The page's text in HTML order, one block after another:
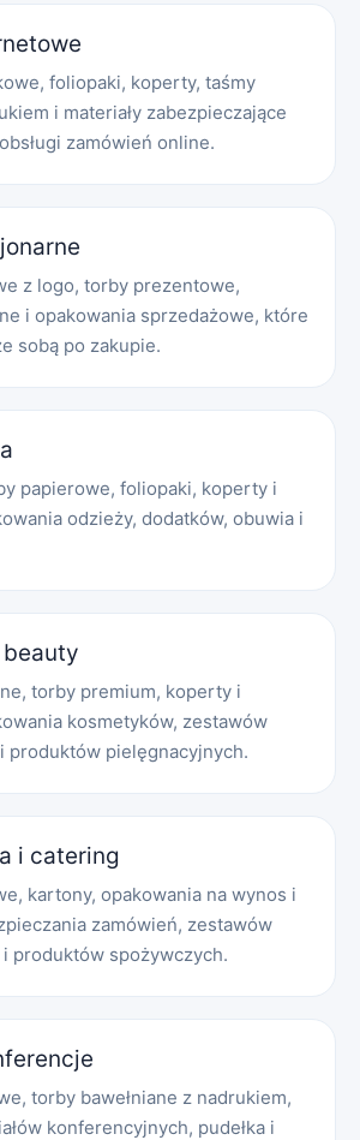
foliopaki, koperty, taśmy
i materiały zabezpieczające
zamówień online.
z logo, torby prezentowe,
i opakowania sprzedażowe, które
sobą po zakupie.
papierowe, foliopaki, koperty i
odzieży, dodatków, obuwia i
torby premium, koperty i
kosmetyków, zestawów
produktów pielęgnacyjnych.
i catering
kartony, opakowania na wynos i
zamówień, zestawów
produktów spożywczych.
torby bawełniane z nadrukiem,
konferencyjnych, pudełka i